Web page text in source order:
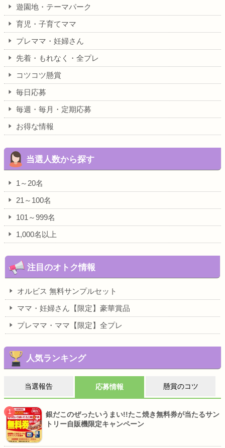
遊園地・テーマパーク
育児・子育てママ
プレママ・妊婦さん
先着・もれなく・全プレ
コツコツ懸賞
毎日応募
毎週・毎月・定期応募
お得な情報
当選人数から探す
1～20名
21～100名
101～999名
1,000名以上
注目のオトク情報
オルビス 無料サンプルセット
ママ・妊婦さん【限定】豪華賞品
プレママ・ママ【限定】全プレ
人気ランキング
当選報告 応募情報 懸賞のコツ
銀だこのぜったいうまい!!たこ焼き無料券が当たるサン
トリー自販機限定キャンペーン